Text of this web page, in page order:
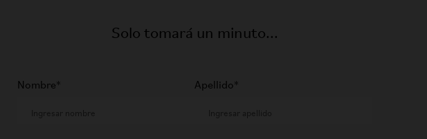
Solo tomará un minuto...
Nombre* Apellido*